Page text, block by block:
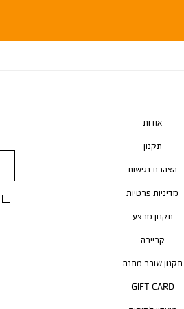
אודות
תקנון
הצהרת נגישות
מדיניות פרטיות
תקנון מבצע
קריירה
תקנון שובר מתנה
GIFT CARD